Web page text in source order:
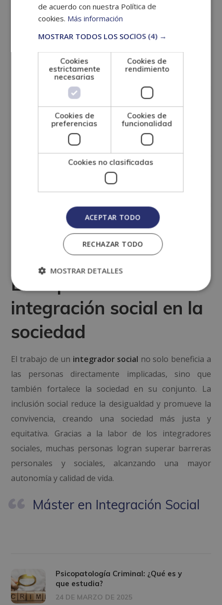
Centros de acogida– Ayudar a personas en
riesgo de exclusión social, como inmigrantes o
personas sin hogar.
Instituciones penitenciarias
– Promover la
reinserción social y laboral de personas privadas
de libertad.
Asociaciones y ONGs– Desarrollar programas de
inclusión y apoyo comunitario.
Servicios sociales– Trabajar directamente con
colectivos en situación de vulnerabilidad,
ofreciendo apoyo psicológico, educativo y social.
La importancia de la
integración social en la
sociedad
El trabajo de un integrador social no solo beneficia a
las personas directamente implicadas, sino que
también fortalece la sociedad en su conjunto. La
inclusión social reduce la desigualdad y promueve la
convivencia, creando una sociedad más justa y
equitativa. Gracias a la labor de los integradores
sociales, muchas personas logran superar barreras
personales y sociales, alcanzando una mayor
autonomía y calidad de vida.
Máster en Integración Social
Psicopatología Criminal: ¿Qué es y
que estudia?
24 DE MARZO DE 2025
de acuerdo con nuestra Política de
cookies. Más información
MOSTRAR TODOS LOS SOCIOS (4) →
Cookies
estrictamente
necesarias
Cookies de
rendimiento
Cookies de
preferencias
Cookies de
funcionalidad
Cookies no clasificadas
ACEPTAR TODO
RECHAZAR TODO
MOSTRAR DETALLES